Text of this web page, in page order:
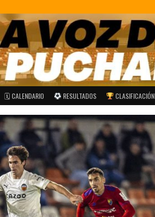
🗓 CALENDARIO RESULTADOS CLASIFICACIÓN